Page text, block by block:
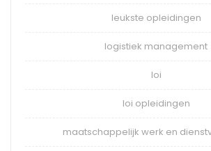
leukste opleidingen
logistiek management
loi
loi opleidingen
maatschappelijk werk en